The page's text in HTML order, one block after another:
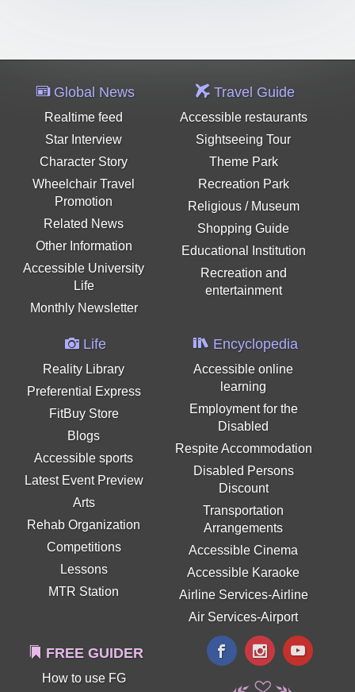
Global News
Realtime feed
Star Interview
Character Story
Wheelchair Travel
Promotion
Related News
Other Information
Accessible University
Life
Monthly Newsletter
Travel Guide
Accessible restaurants
Sightseeing Tour
Theme Park
Recreation Park
Religious / Museum
Shopping Guide
Educational Institution
Recreation and
entertainment
Life
Reality Library
Preferential Express
FitBuy Store
Blogs
Accessible sports
Latest Event Preview
Arts
Rehab Organization
Competitions
Lessons
MTR Station
Encyclopedia
Accessible online
learning
Employment for the
Disabled
Respite Accommodation
Disabled Persons
Discount
Transportation
Arrangements
Accessible Cinema
Accessible Karaoke
Airline Services-Airline
Air Services-Airport
FREE GUIDER
How to use FG